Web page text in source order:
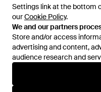
Settings link at the bottom
ourCookie Policy.
We and our partners
Store and/or access
advertising and content,
audience research and